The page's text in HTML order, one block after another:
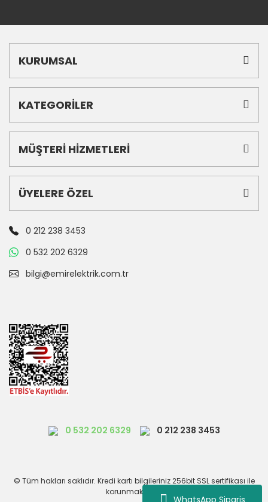
WhatsApp Siparis
KURUMSAL
KATEGORİLER
MÜŞTERİ HİZMETLERİ
ÜYELERE ÖZEL
0 212 238 3453
0 532 202 6329
bilgi@emirelektrik.com.tr
0 532 202 6329 0 212 238 3453
© Tüm hakları saklıdır. Kredi kartı bilgileriniz 256bit SSL sertifikası ile
korunmaktadır.